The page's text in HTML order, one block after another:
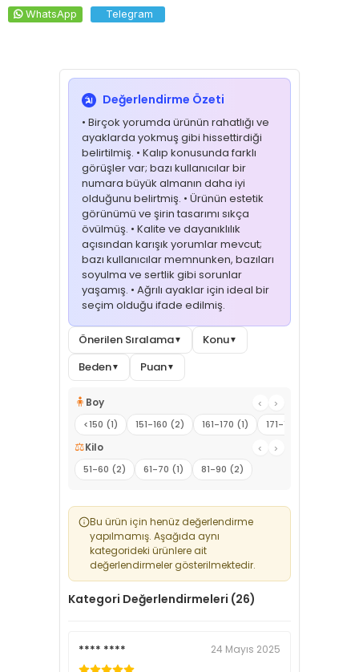
WhatsApp Telegram
Değerlendirme Özeti
• Birçok yorumda ürünün rahatlığı ve
ayaklarda yokmuş gibi hissettirdiği
belirtilmiş. • Kalıp konusunda farklı
görüşler var; bazı kullanıcılar bir
numara büyük almanın daha iyi
olduğunu belirtmiş. • Ürünün estetik
görünümü ve şirin tasarımı sıkça
övülmüş. • Kalite ve dayanıklılık
açısından karışık yorumlar mevcut;
bazı kullanıcılar memnunken, bazıları
soyulma ve sertlik gibi sorunlar
yaşamış. • Ağrılı ayaklar için ideal bir
seçim olduğu ifade edilmiş.
Önerilen Sıralama▼ Konu▼
Beden▼ Puan▼
🧍 Boy ‹
›
<150 (1)
151-160 (2) 161-170 (1) 171-180 (1)
⚖️Kilo ‹
›
51-60 (2)
61-70 (1) 81-90 (2)
Bu ürün için henüz değerlendirme
yapılmamış. Aşağıda aynı
kategorideki ürünlere ait
değerlendirmeler gösterilmektedir.
Kategori Değerlendirmeleri (26)
**** **** 24 Mayıs 2025